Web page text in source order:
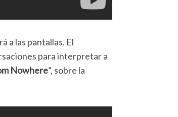
a las pantallas. El
para interpretar a
Nowhere”, sobre la